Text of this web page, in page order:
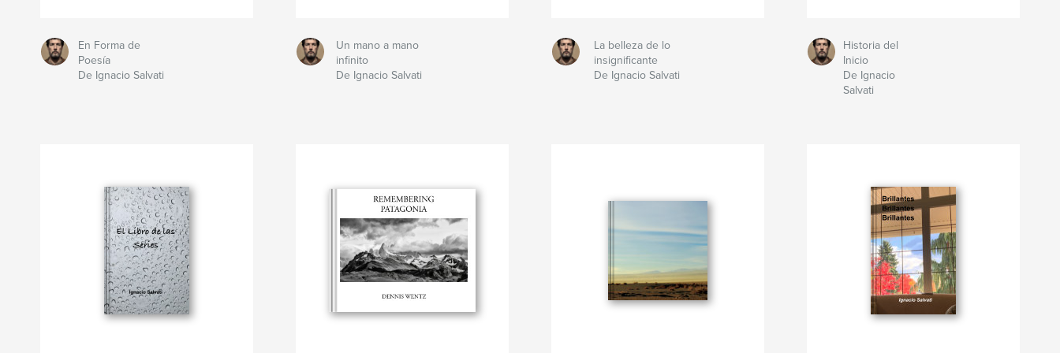
En Forma de
Poesía
De Ignacio Salvati
Un mano a mano
infinito
De Ignacio Salvati
La belleza de lo
insignificante
De Ignacio Salvati
Historia del
Inicio
De Ignacio
Salvati